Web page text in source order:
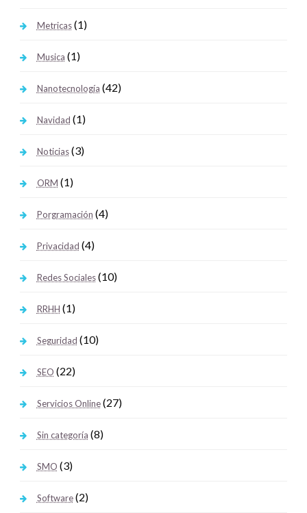
Metricas(1)
Musica (1)
Nanotecnología (42)
Navidad (1)
Noticias(3)
ORM (1)
Porgramación (4)
Privacidad (4)
Redes Sociales(10)
RRHH (1)
Seguridad (10)
SEO (22)
Servicios Online(27)
Sin categoría (8)
SMO (3)
Software(2)